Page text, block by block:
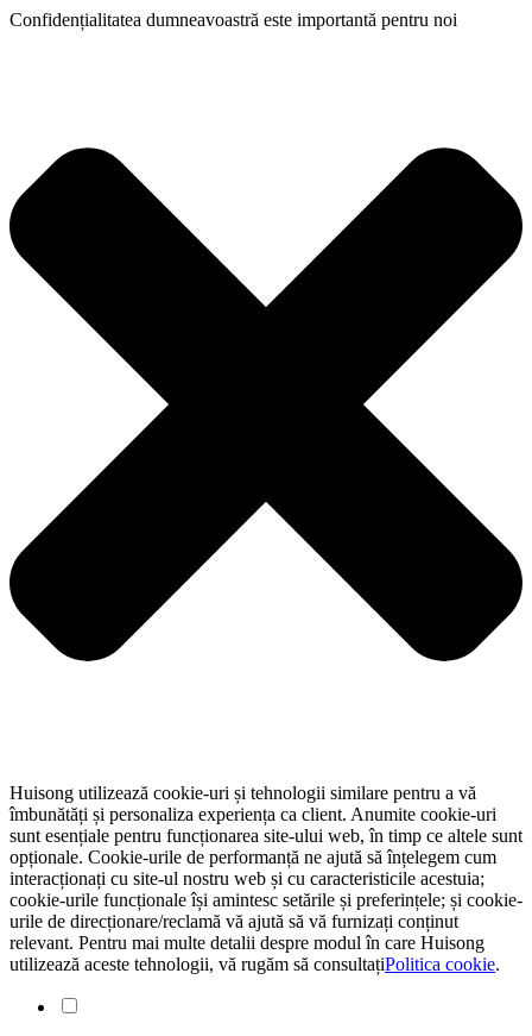
Confidențialitatea dumneavoastră este importantă pentru noi
Huisong utilizează cookie-uri și tehnologii similare pentru a vă
îmbunătăți și personaliza experiența ca client. Anumite cookie-uri
sunt esențiale pentru funcționarea site-ului web, în ​​timp ce altele sunt
opționale. Cookie-urile de performanță ne ajută să înțelegem cum
interacționați cu site-ul nostru web și cu caracteristicile acestuia;
cookie-urile funcționale își amintesc setările și preferințele; și cookie-
urile de direcționare/reclamă vă ajută să vă furnizați conținut
relevant. Pentru mai multe detalii despre modul în care Huisong
utilizează aceste tehnologii, vă rugăm să consultațiPolitica cookie.